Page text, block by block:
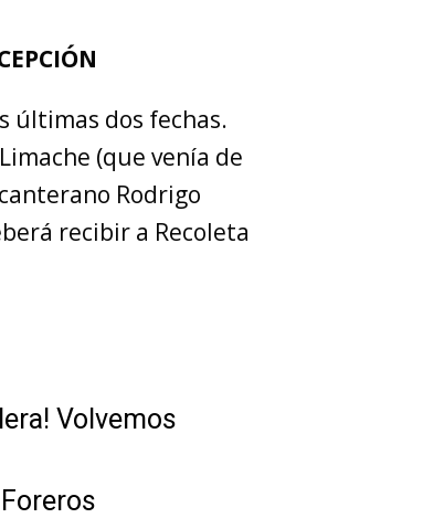
últimas dos fechas.
(que venía de
Rodrigo
recibir a Recoleta
Volvemos